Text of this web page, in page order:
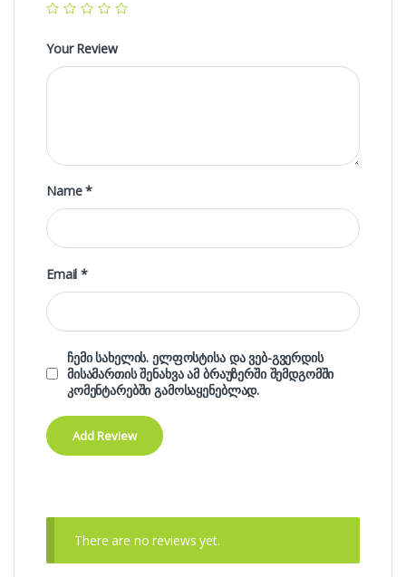
Your Review
Name*
Email*
ჩემი სახელის. ელფოსტისა და ვებ-გვერდის
მისამართის შენახვა ამ ბრაუზერში შემდგომში
კომენტარებში გამოსაყენებლად.
There are no reviews yet.